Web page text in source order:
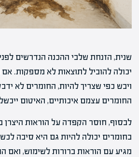
שנית, הזנחת שלבי ההכנה הנדרשים
יכולה להוביל לתוצאות לא מספקות.
ויבש כפי שצריך להיות, החומרים לא
החומרים עצמם איכותיים, האיטום
לבסוף, חוסר הקפדה על הוראות היצרן
בחומרים יכולה להיות גם היא סיבה
מגיע עם הוראות ברורות לשימוש, ואם